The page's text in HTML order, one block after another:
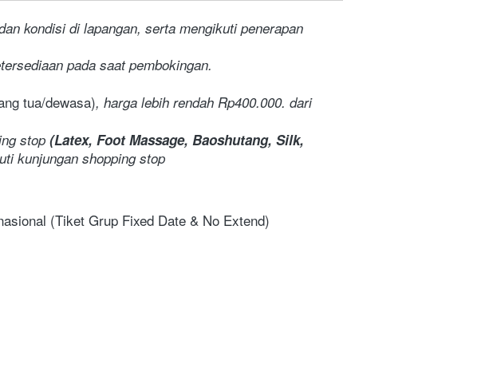
kondisi di lapangan, serta mengikuti penerapan
pada saat pembokingan.
tua/dewasa), harga lebih rendah Rp400.000. dari
stop (Latex, Foot Massage, Baoshutang, Silk,
kunjungan shopping stop
(Tiket Grup Fixed Date & No Extend)